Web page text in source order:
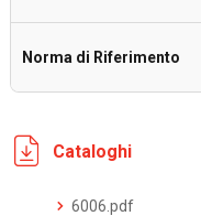
Norma di Riferimento
Cataloghi
6006.pdf